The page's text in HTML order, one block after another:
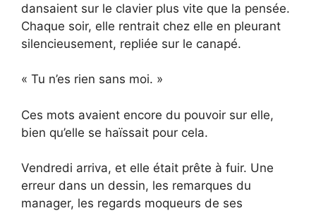
dansaient sur le clavier plus vite que la pensée.
Chaque soir, elle rentrait chez elle en pleurant
silencieusement, repliée sur le canapé.
« Tu n’es rien sans moi. »
Ces mots avaient encore du pouvoir sur elle,
bien qu’elle se haïssait pour cela.
Vendredi arriva, et elle était prête à fuir. Une
erreur dans un dessin, les remarques du
manager, les regards moqueurs de ses